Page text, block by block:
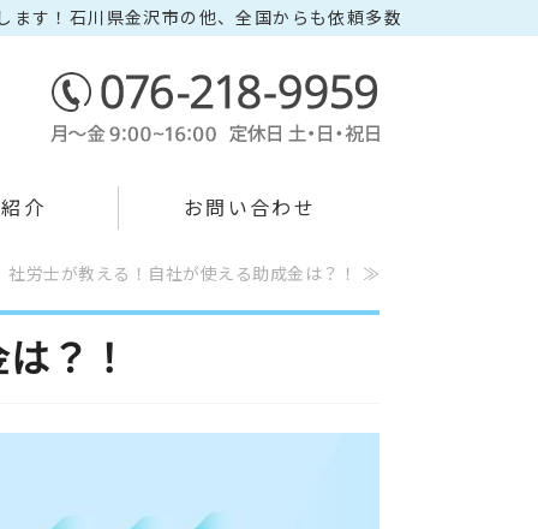
社会保険労務士事務所 宮本人事
す！石川県金沢市の他、全国からも依頼多数
介 お問い合わせ
労士が教える！自社が使える助成金は？！ ≫
？！